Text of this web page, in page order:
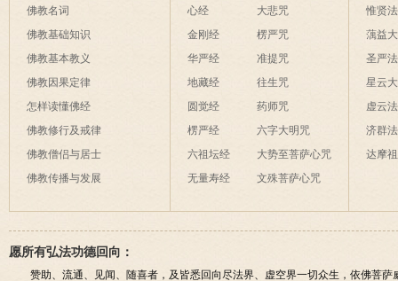
佛教名词
佛教基础知识
佛教基本教义
佛教因果定律
怎样读懂佛经
佛教修行及戒律
佛教僧侣与居士
佛教传播与发展
心经
金刚经
华严经
地藏经
圆觉经
楞严经
六祖坛经
无量寿经
大悲咒
楞严咒
准提咒
往生咒
药师咒
六字大明咒
大势至菩萨心咒
文殊菩萨心咒
惟贤
蕅益
圣严
星云
虚云
济群
达摩
愿所有弘法功德回向：
赞助、流通、见闻、随喜者，及皆悉回向尽法界、虚空界一切众生，依佛菩